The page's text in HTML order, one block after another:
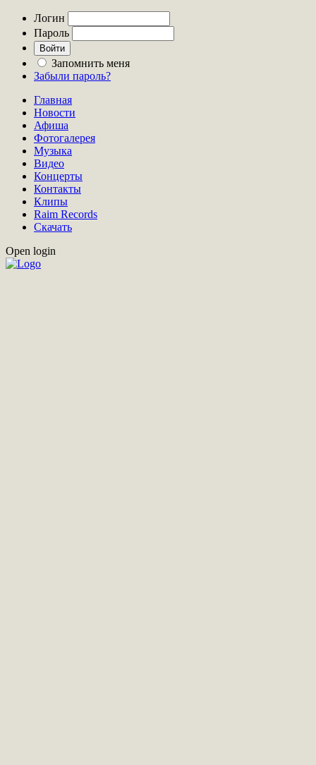
Логин
Пароль
Запомнить меня
Забыли пароль?
Главная
Новости
Афиша
Фотогалерея
Музыка
Видео
Концерты
Контакты
Клипы
Raim Records
Скачать
Open login